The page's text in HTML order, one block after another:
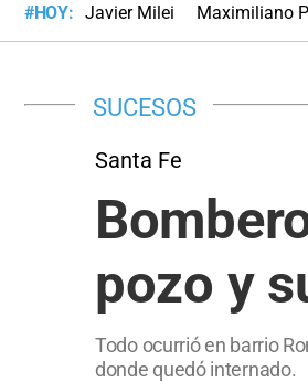
#HOY: Javier Milei Maximiliano
SUCESOS
Santa Fe
pozo y
Todo ocurrió en barrio
donde quedó internado.